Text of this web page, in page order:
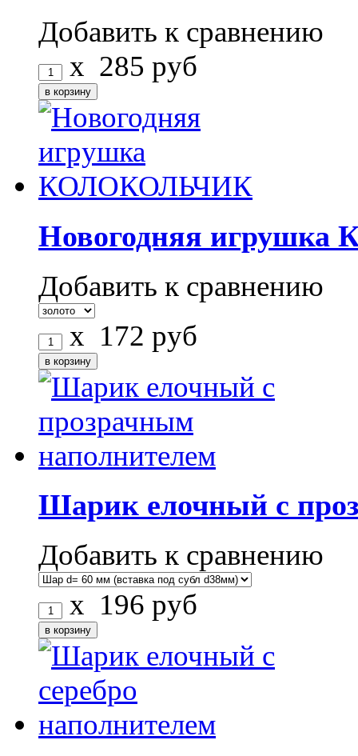
Добавить к сравнению
x 285 руб
Новогодняя
Добавить к сравнению
x 172 руб
Шарик елочный с
Добавить к сравнению
x 196 руб